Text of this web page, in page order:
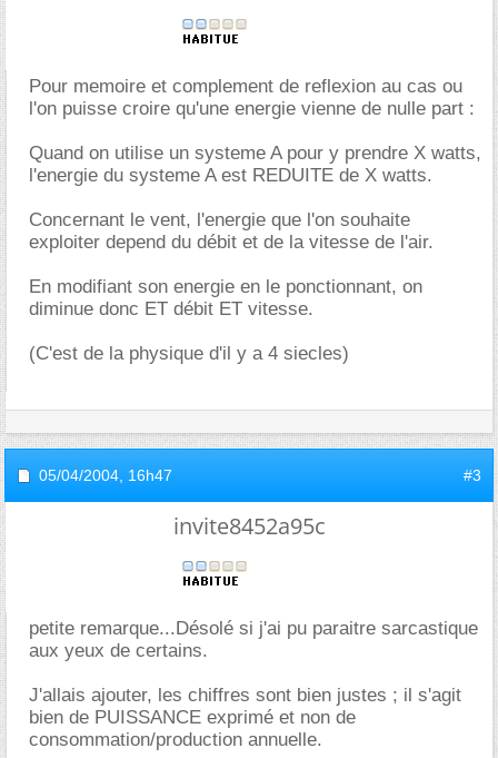
Pour memoire et complement de reflexion au cas ou
l'on puisse croire qu'une energie vienne de nulle part :
Quand on utilise un systeme A pour y prendre X watts,
l'energie du systeme A est REDUITE de X watts.
Concernant le vent, l'energie que l'on souhaite
exploiter depend du débit et de la vitesse de l'air.
En modifiant son energie en le ponctionnant, on
diminue donc ET débit ET vitesse.
(C'est de la physique d'il y a 4 siecles)
05/04/2004, 16h47 #3
invite8452a95c
petite remarque...Désolé si j'ai pu paraitre sarcastique
aux yeux de certains.
J'allais ajouter, les chiffres sont bien justes ; il s'agit
bien de PUISSANCE exprimé et non de
consommation/production annuelle.